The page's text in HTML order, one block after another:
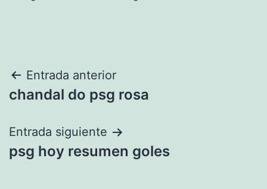
Navegación
de
entradas
Entrada anterior
chandal do psg rosa
Entrada siguiente
psg hoy resumen goles